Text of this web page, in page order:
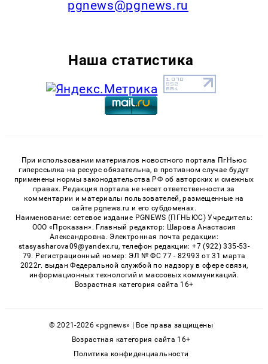
pgnews@pgnews.ru
Наша статистика
При использовании материалов новостного портала ПгНьюс
гиперссылка на ресурс обязательна, в противном случае будут
применены нормы законодательства РФ об авторских и смежных
правах. Редакция портала не несет ответственности за
комментарии и материалы пользователей, размещенные на
сайте pgnews.ru и его субдоменах.
Наименование: сетевое издание PGNEWS (ПГНЬЮС) Учредитель:
ООО «Проказан». Главный редактор: Шарова Анастасия
Александровна. Электронная почта редакции:
stasyasharova09@yandex.ru, телефон редакции: +7 (922) 335-53-
79. Регистрационный номер: ЭЛ № ФС 77 - 82993 от 31 марта
2022г. выдан Федеральной службой по надзору в сфере связи,
информационных технологий и массовых коммуникаций.
Возрастная категория сайта 16+
© 2021-2026 «pgnews» | Все права защищены
Возрастная категория сайта 16+
Политика конфиденциальности